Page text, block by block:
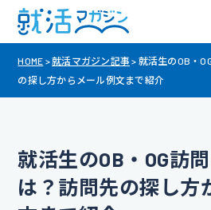
HOME >就活マガジン記事 > 就活生のOB・
の探し方からメール例文まで紹介
就活生のOB・OG訪
は？訪問先の探し方